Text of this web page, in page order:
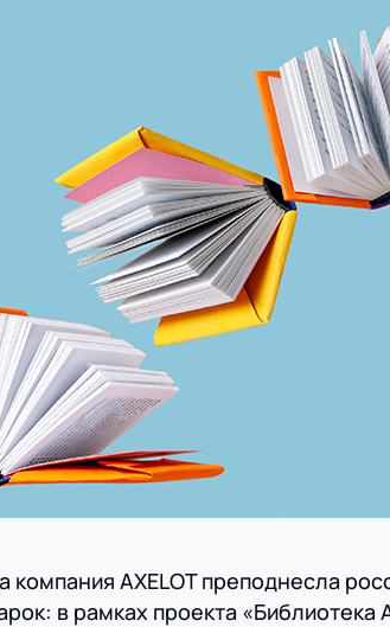
Академия
Предложение
заведений
компания AXELOT преподнесла
в рамках проекта «Библиотека